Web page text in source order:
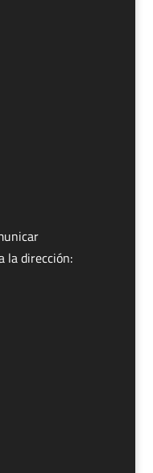
la dirección: